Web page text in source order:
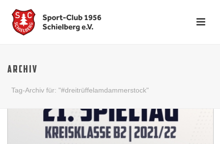
ARCHIV
Tag-Archiv für: "#dreitrüffelamdammerstock"